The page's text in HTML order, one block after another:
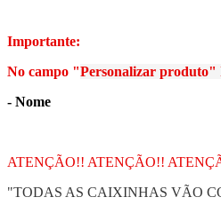
Importante:
No campo "Personalizar
- Nome
ATENÇÃO!! ATENÇÃO!!
"TODAS AS CAIXINHAS VÃO